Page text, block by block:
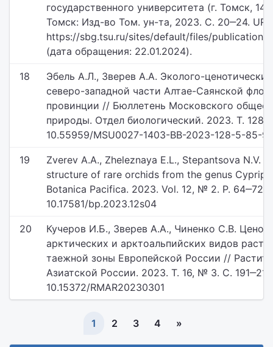
государственного университета (г. Томск,
Томск: Изд-во Том. ун-та, 2023. С. 20‒24.
https://sbg.tsu.ru/sites/default/files/
(дата обращения: 22.01.2024).
18
Эбель А.Л., Зверев А.А. Эколого-
северо-западной части Aлтае-Cаянской
провинции // Бюллетень Московского
природы. Отдел биологический. 2023. Т.
10.55959/MSU0027-1403-BB-2023-128-5-85-
19
Zverev A.A., Zheleznaya E.L., Stepantsova N.V.
structure of rare orchids from the genus
Botanica Pacifica. 2023. Vol. 12, № 2. P. 64‒72.
10.17581/bp.2023.12s04
20
Кучеров И.Б., Зверев А.А., Чиненко С.В.
арктических и арктоальпийских видов
таежной зоны Европейской России //
Азиатской России. 2023. Т. 16, № 3. С.
10.15372/RMAR20230301
1 2 3 4 »